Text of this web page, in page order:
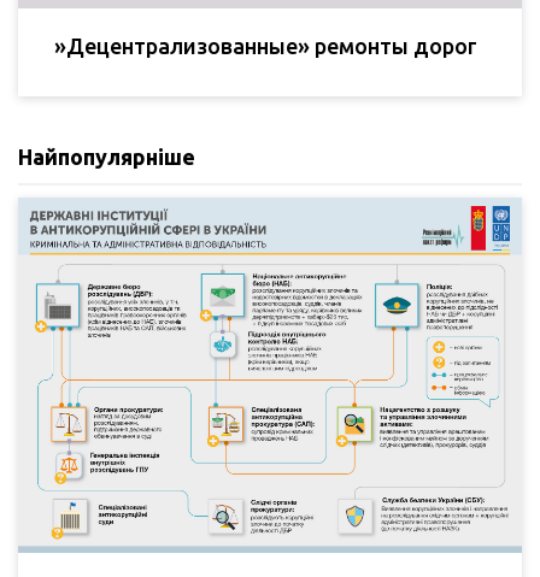
»Децентрализованные» ремонты дорог
Найпопулярніше